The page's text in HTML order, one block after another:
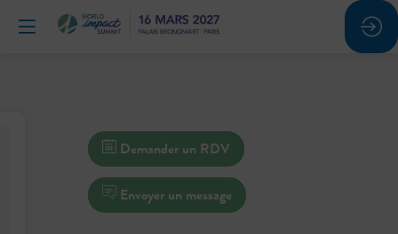
Demander un RDV
Envoyer un message